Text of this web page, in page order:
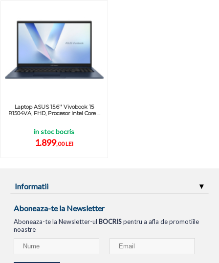
Laptop ASUS 15.6'' Vivobook 15
R1504VA, FHD, Procesor Intel Core ...
in stoc bocris
1.899,00 LEI
Informatii
Aboneaza-te la Newsletter
Aboneaza-te la Newsletter-ul BOCRISpentru a afla de promotiile
noastre